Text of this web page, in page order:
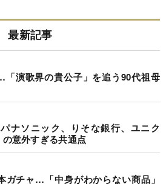
最新記事
演歌界の貴公子」を追う90代祖母
ナソニック、りそな銀行、ユニク
意外すぎる共通点
ガチャ…「中身がわからない商品」